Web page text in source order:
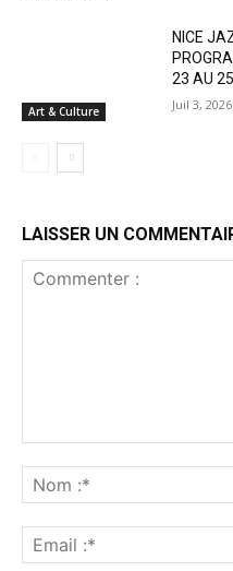
Art & Culture
NICE
23 AU
Juil 3, 2026
LAISSER UN